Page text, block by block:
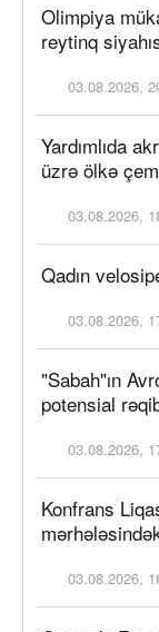
Olimpiya
reytinq
03.08.2026,
Yardımlıda
üzrə ölkə
03.08.2026,
Qadın
03.08.2026,
"Sabah"ın
potensial
03.08.2026,
Konfrans
03.08.2026,